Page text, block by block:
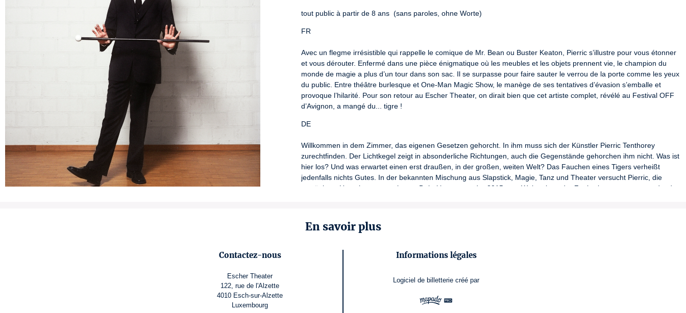
tout public à partir de 8 ans  (sans paroles, ohne Worte)
FR
Avec un flegme irrésistible qui rappelle le comique de Mr. Bean ou Buster Keaton, Pierric s’illustre pour vous étonner
et vous dérouter. Enfermé dans une pièce énigmatique où les meubles et les objets prennent vie, le champion du
monde de magie a plus d’un tour dans son sac. Il se surpasse pour faire sauter le verrou de la porte comme les yeux
du public. Entre théâtre burlesque et One-Man Magic Show, le manège de ses tentatives d’évasion s’emballe et
provoque l’hilarité. Pour son retour au Escher Theater, on dirait bien que cet artiste complet, révélé au Festival OFF
d’Avignon, a mangé du... tigre !
DE
Willkommen in dem Zimmer, das eigenen Gesetzen gehorcht. In ihm muss sich der Künstler Pierric Tenthorey
zurechtfinden. Der Lichtkegel zeigt in absonderliche Richtungen, auch die Gegenstände gehorchen ihm nicht. Was ist
hier los? Und was erwartet einen erst draußen, in der großen, weiten Welt? Das Fauchen eines Tigers verheißt
jedenfalls nichts Gutes. In der bekannten Mischung aus Slapstick, Magie, Tanz und Theater versucht Pierric, die
unwägbare Umgebung zu meistern. Dabei kommt er, der 2015 zum Weltmeister der Zauberkunst ernannt wurde, der
surprise and bewilder you. Locked in an enigmatic room where the furniture and items come to life, the world magic
champion has more than one trick up his sleeve. He surpasses himself to break open both the door’s lock and the
attempts are no longer under control and trigger hilarity. For his return at Escher Theater, it does look like this full
En savoir plus
Contactez-nous
Escher Theater
122, rue de l'Alzette
4010 Esch-sur-Alzette
Luxembourg
Informations légales
Logiciel de billetterie créé par